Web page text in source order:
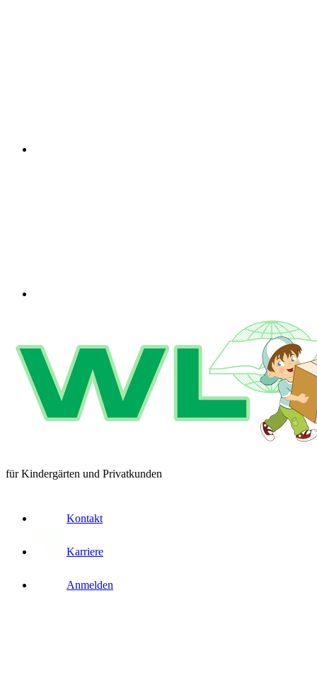
für Kindergärten und Privatkunden
Kontakt
Karriere
Anmelden